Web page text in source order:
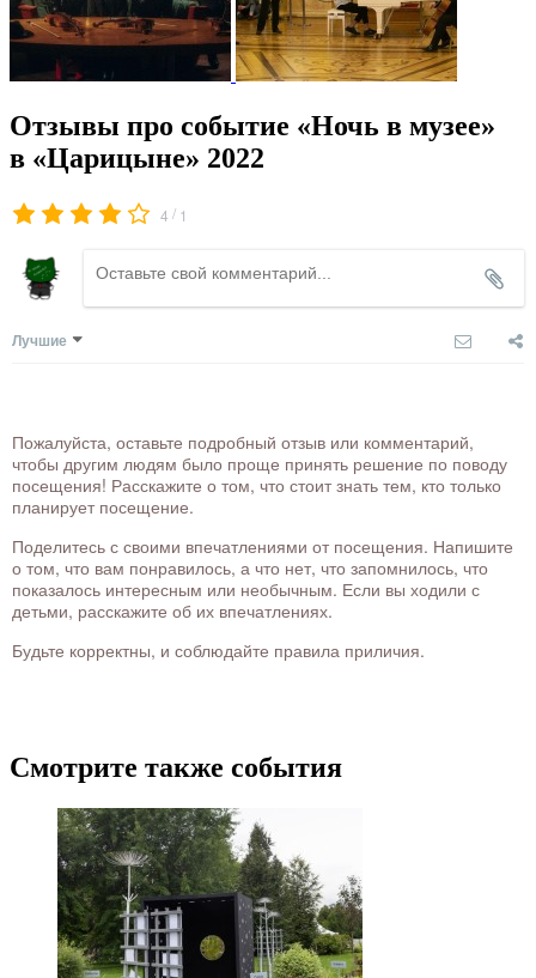
Отзывы про событие «Ночь в музее»
в «Царицыне» 2022
4 / 1
Лучшие
Пожалуйста, оставьте подробный отзыв или комментарий,
чтобы другим людям было проще принять решение по поводу
посещения! Расскажите о том, что стоит знать тем, кто только
планирует посещение.
Поделитесь с своими впечатлениями от посещения. Напишите
о том, что вам понравилось, а что нет, что запомнилось, что
показалось интересным или необычным. Если вы ходили с
детьми, расскажите об их впечатлениях.
Будьте корректны, и соблюдайте правила приличия.
Смотрите также события